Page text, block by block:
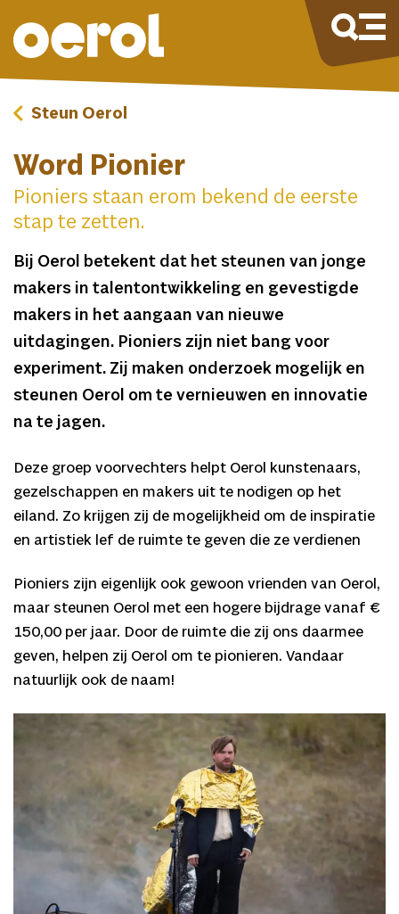
Steun Oerol
Word Pionier
Pioniers staan erom bekend de eerste
stap te zetten.
Bij Oerol betekent dat het steunen van jonge
makers in talentontwikkeling en gevestigde
makers in het aangaan van nieuwe
uitdagingen. Pioniers zijn niet bang voor
experiment. Zij maken onderzoek mogelijk en
steunen Oerol om te vernieuwen en innovatie
na te jagen.
Deze groep voorvechters helpt Oerol kunstenaars,
gezelschappen en makers uit te nodigen op het
eiland. Zo krijgen zij de mogelijkheid om de inspiratie
en artistiek lef de ruimte te geven die ze verdienen
Pioniers zijn eigenlijk ook gewoon vrienden van Oerol,
maar steunen Oerol met een hogere bijdrage vanaf €
150,00 per jaar. Door de ruimte die zij ons daarmee
geven, helpen zij Oerol om te pionieren. Vandaar
natuurlijk ook de naam!